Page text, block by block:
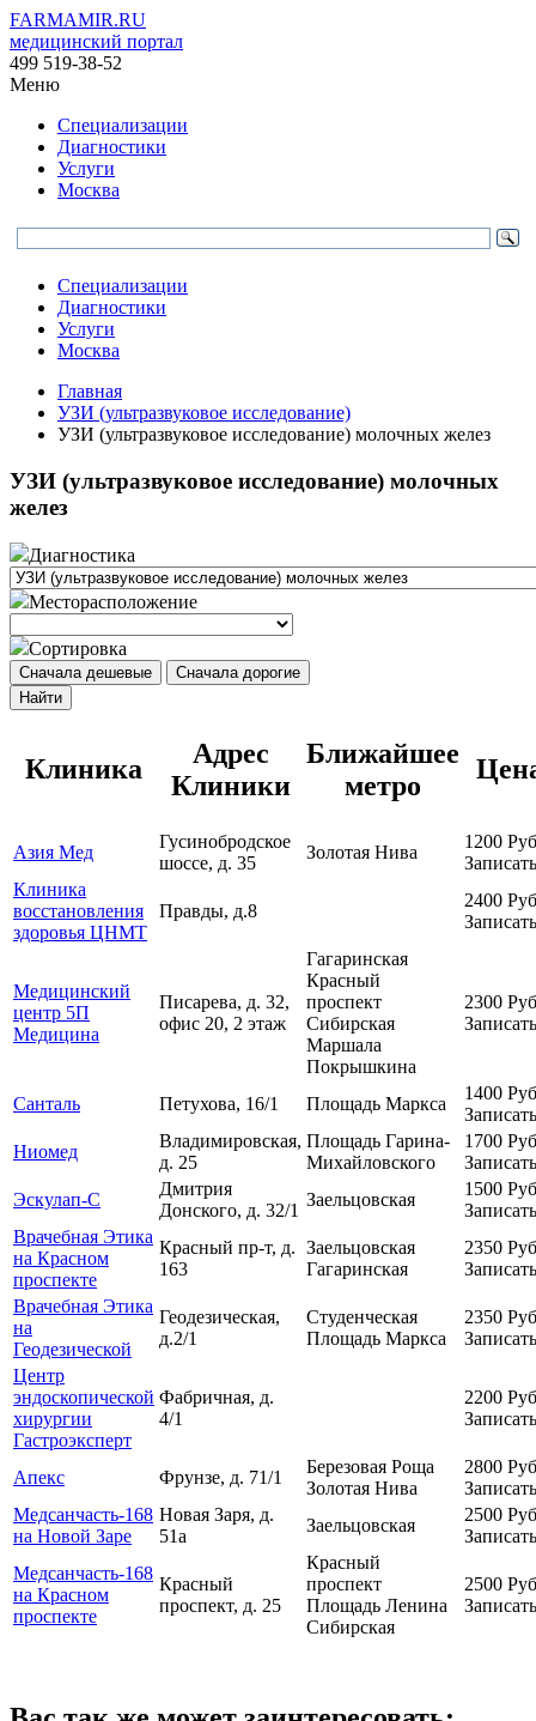
FARMAMIR.RU
медицинский портал
499 519-38-52
Меню
Специализации
Диагностики
Услуги
Москва
Специализации
Диагностики
Услуги
Москва
Главная
УЗИ (ультразвуковое исследование)
УЗИ (ультразвуковое исследование) молочных желез
УЗИ (ультразвуковое исследование) молочных
желез
Диагностика
Месторасположение
Сортировка
Сначала дешевые
Сначала дорогие
Найти
Клиника
Адрес
Клиники
Ближайшее
метро
Азия Мед
Гусинобродское
шоссе, д. 35
Золотая Нива
1200
Клиника
восстановления
здоровья ЦНМТ
Правды, д.8
2400
Медицинский
центр 5П
Медицина
Писарева, д. 32,
офис 20, 2 этаж
Гагаринская
Красный
проспект
Сибирская
Маршала
Покрышкина
2300
Санталь Петухова, 16/1 Площадь Маркса
1400
Ниомед
Владимировская,
д. 25
Площадь Гарина-
Михайловского
1700
Эскулап-С
Дмитрия
Донского, д. 32/1
Заельцовская
1500
Врачебная Этика
на Красном
проспекте
Красный пр-т, д.
163
Заельцовская
Гагаринская
2350
Врачебная Этика
на
Геодезической
Геодезическая,
д.2/1
Студенческая
Площадь Маркса
2350
Центр
эндоскопической
хирургии
Гастроэксперт
Фабричная, д.
4/1
2200
Апекс Фрунзе, д. 71/1
Березовая Роща
Золотая Нива
2800
Медсанчасть-168
на Новой Заре
Новая Заря, д.
51а
Заельцовская
2500
Медсанчасть-168
на Красном
проспекте
Красный
проспект, д. 25
Красный
проспект
Площадь Ленина
Сибирская
2500